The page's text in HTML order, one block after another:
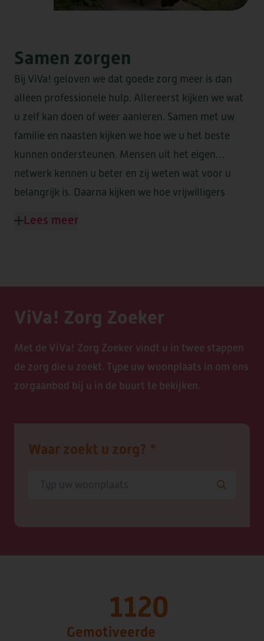
SINT AGNES
WATERRIJCK
WESTERHEEM
FORUM II
DE LOET
GEESTERHEEM
Samen zorgen
Bij ViVa! geloven we dat goede zorg meer is dan
alleen professionele hulp. Allereerst kijken we wat
u zelf kan doen of weer aanleren. Samen met uw
familie en naasten kijken we hoe we u het beste
kunnen ondersteunen. Mensen uit het eigen
netwerk kennen u beter en zij weten wat voor u
belangrijk is. Daarna kijken we hoe vrijwilligers
Lees meer
ViVa! Zorg Zoeker
Met de ViVa! Zorg Zoeker vindt u in twee stappen
de zorg die u zoekt. Type uw woonplaats in om ons
zorgaanbod bij u in de buurt te bekijken.
Waar zoekt u zorg? *
1120
Gemotiveerde